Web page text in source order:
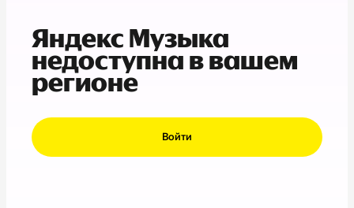
Яндекс Музыка
недоступна в вашем
регионе
Войти